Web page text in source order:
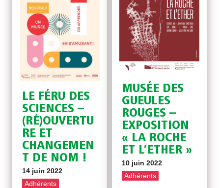
LE FÉRU DES
SCIENCES –
(RÉ)OUVERTU
RE ET
CHANGEMEN
T DE NOM !
14 juin 2022
Adhérents
MUSÉE DES
GUEULES
ROUGES –
EXPOSITION
« LA ROCHE
ET L’ETHER »
10 juin 2022
Adhérents